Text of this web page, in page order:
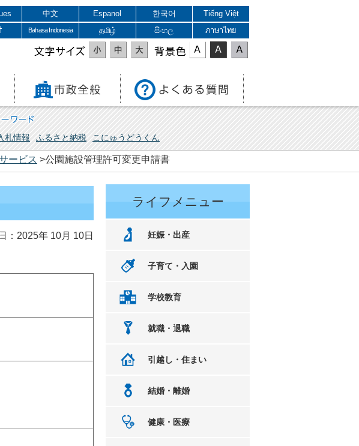
中文 Espanol 한국어
Tiếng Việt
Bahasa Indonesia தமிழ் සිංහල ภาษาไทย
文字サイズ 表示色
ワード
札情報 ふるさと納税 こにゅうどうくん
ービス >公園施設管理許可変更申請書
：2025年 10月 10日
ライフメニュー
妊娠・出産
子育て・入園
学校教育
就職・退職
引越し・住まい
結婚・離婚
健康・医療